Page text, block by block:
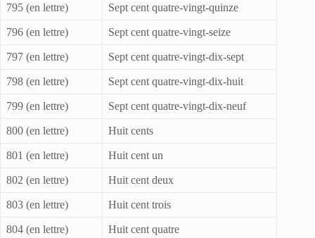
795 (en lettre) Sept cent quatre-vingt-quinze
796 (en lettre) Sept cent quatre-vingt-seize
797 (en lettre) Sept cent quatre-vingt-dix-sept
798 (en lettre) Sept cent quatre-vingt-dix-huit
799 (en lettre) Sept cent quatre-vingt-dix-neuf
800 (en lettre) Huit cents
801 (en lettre) Huit cent un
802 (en lettre) Huit cent deux
803 (en lettre) Huit cent trois
804 (en lettre) Huit cent quatre